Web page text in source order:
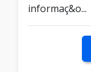
informaç&o...